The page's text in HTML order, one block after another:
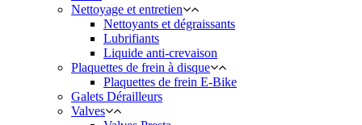
Nettoyage et entretien
Nettoyants et dégraissants
Lubrifiants
Liquide anti-crevaison
Plaquettes de frein à disque
Plaquettes de frein E-Bike
Galets Dérailleurs
Valves